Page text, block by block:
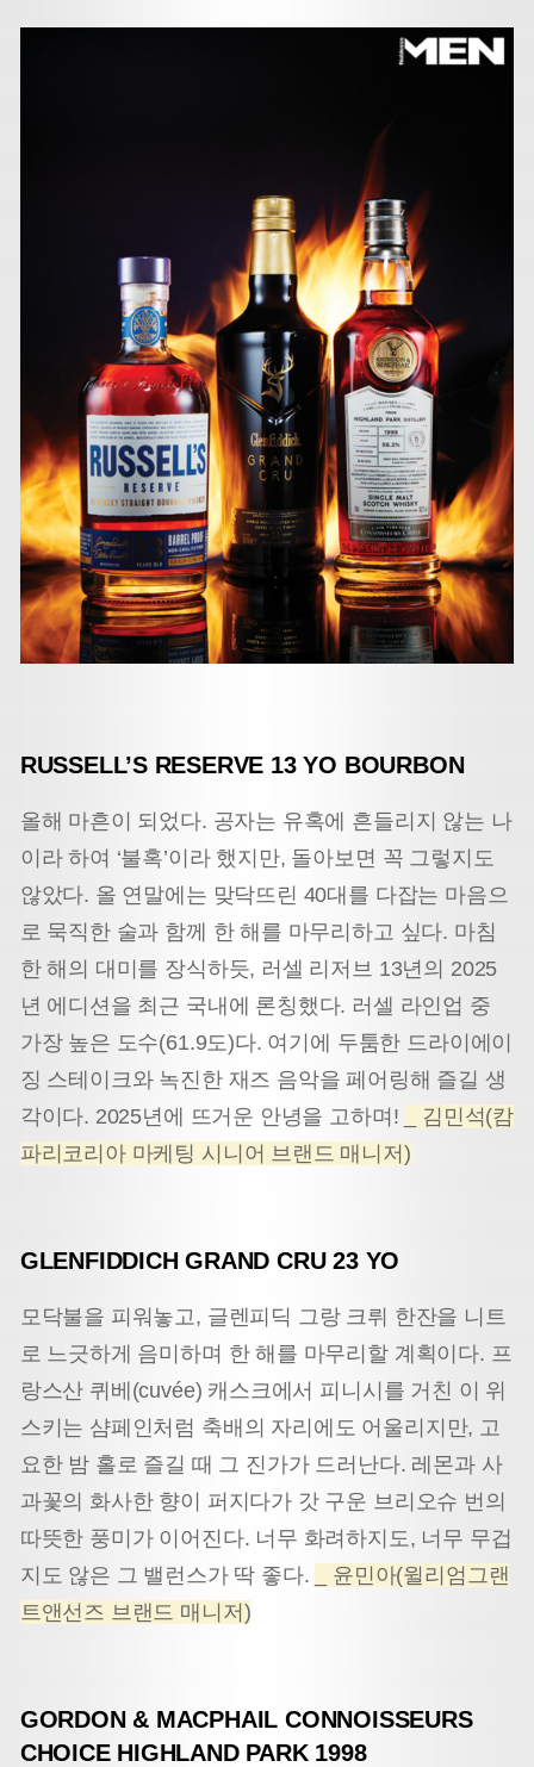
RUSSELL’S RESERVE 13 YO BOURBON
올해 마흔이 되었다. 공자는 유혹에 흔들리지 않는 나
이라 하여 ‘불혹’이라 했지만, 돌아보면 꼭 그렇지도
않았다. 올 연말에는 맞닥뜨린 40대를 다잡는 마음으
로 묵직한 술과 함께 한 해를 마무리하고 싶다. 마침
한 해의 대미를 장식하듯, 러셀 리저브 13년의 2025
년 에디션을 최근 국내에 론칭했다. 러셀 라인업 중
가장 높은 도수(61.9도)다. 여기에 두툼한 드라이에이
징 스테이크와 녹진한 재즈 음악을 페어링해 즐길 생
각이다. 2025년에 뜨거운 안녕을 고하며!
_ 김민석(캄
파리코리아 마케팅 시니어 브랜드 매니저)
GLENFIDDICH GRAND CRU 23 YO
모닥불을 피워놓고, 글렌피딕 그랑 크뤼 한잔을 니트
로 느긋하게 음미하며 한 해를 마무리할 계획이다. 프
랑스산 퀴베(cuvée) 캐스크에서 피니시를 거친 이 위
스키는 샴페인처럼 축배의 자리에도 어울리지만, 고
요한 밤 홀로 즐길 때 그 진가가 드러난다. 레몬과 사
과꽃의 화사한 향이 퍼지다가 갓 구운 브리오슈 번의
따뜻한 풍미가 이어진다. 너무 화려하지도, 너무 무겁
지도 않은 그 밸런스가 딱 좋다.
_ 윤민아(윌리엄그랜
트앤선즈 브랜드 매니저)
GORDON & MACPHAIL CONNOISSEURS
CHOICE HIGHLAND PARK 1998